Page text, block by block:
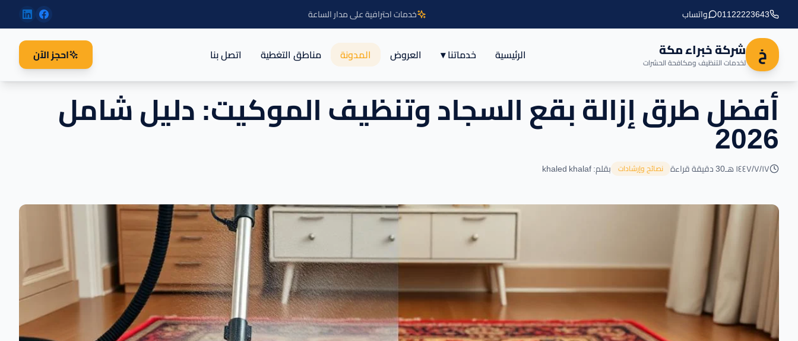
01122223643 واتساب خدمات احترافية على مدار الساعة
خ شركة خبراء مكة
لخدمات التنظيف ومكافحة الحشرات الرئيسية خدماتنا ▾ العروض المدونة مناطق التغطية اتصل بنا احجز الآن
أفضل طرق إزالة بقع السجاد وتنظيف الموكيت: دليل شامل
2026
١٧‏/٧‏/١٤٤٧ هـ 30 دقيقة قراءة نصائح وإرشادات بقلم: khaled khalaf